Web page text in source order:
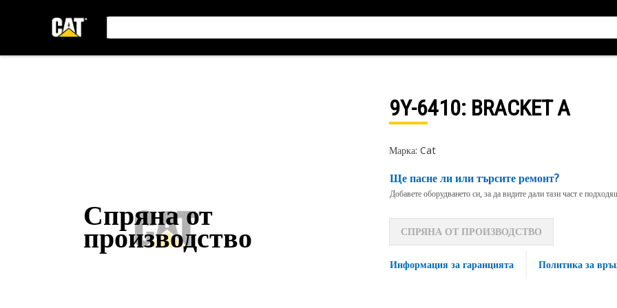
Спряна от
производство
9Y-6410: BRACKET A
Марка: Cat
Ще пасне ли или търсите ремонт?
Добавете оборудването си, за да видите дали тази част е
СПРЯНА ОТ ПРОИЗВОДСТВО
Информация за гаранцията Политика за